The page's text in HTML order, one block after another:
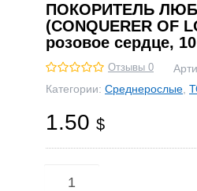
ПОКОРИТЕЛЬ
(CONQUERER OF
розовое сердце,
Отзывы 0
Категории: Среднерослые
1.50 $